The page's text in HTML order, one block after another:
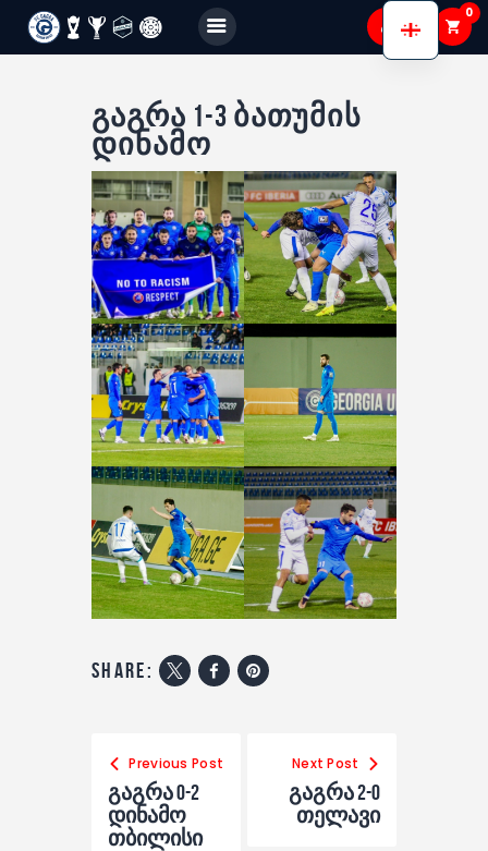
0
ჩვენ შესახებ
გუნდები
აკადემია
Shop
Membership
გალერეა
გაგრა 1-3 ბათუმის
დინამო
share:
Previous Post
გაგრა 0-2
დინამო
თბილისი
Next Post
გაგრა 2-0
თელავი